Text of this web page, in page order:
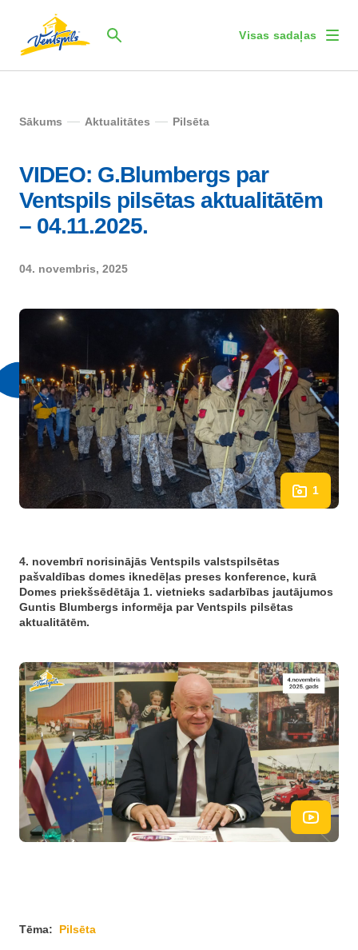
Visas sadaļas
Sākums Aktualitātes Pilsēta
VIDEO: G.Blumbergs par
Ventspils pilsētas aktualitātēm
– 04.11.2025.
04. novembris, 2025
1
4. novembrī norisinājās Ventspils valstspilsētas
pašvaldības domes iknedēļas preses konference, kurā
Domes priekšsēdētāja 1. vietnieks sadarbības jautājumos
Guntis Blumbergs informēja par Ventspils pilsētas
aktualitātēm.
Tēma: Pilsēta